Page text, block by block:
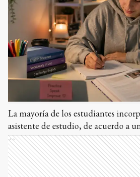
La mayoría de los estudiantes
asistente de estudio, de acuerdo a
Ads